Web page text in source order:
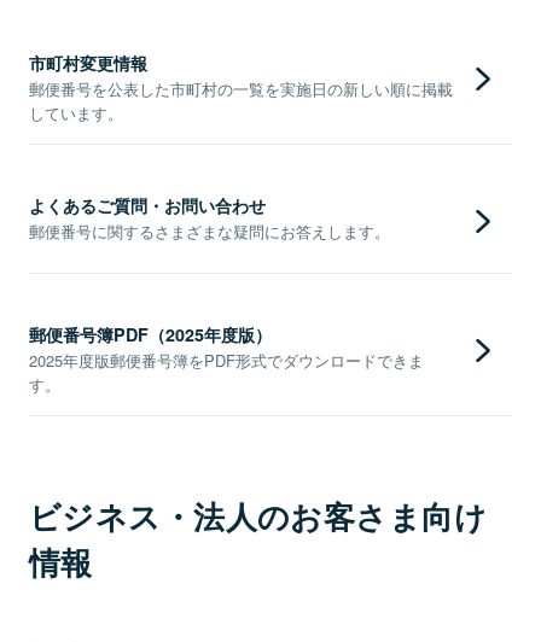
市町村変更情報
郵便番号を公表した市町村の一覧を実施日の新しい順に掲載
しています。
よくあるご質問・お問い合わせ
郵便番号に関するさまざまな疑問にお答えします。
郵便番号簿PDF（2025年度版）
2025年度版郵便番号簿をPDF形式でダウンロードできま
す。
ビジネス・法人のお客さま向け
情報